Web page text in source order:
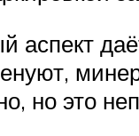
аспект
но это